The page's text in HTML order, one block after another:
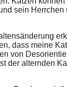
sein
dass meine
von
der alternden